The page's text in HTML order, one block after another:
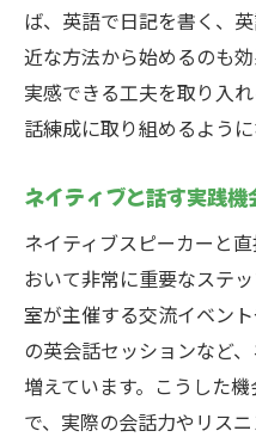
ば、英語で日記を書く、
近な方法から始めるのも
実感できる工夫を取り入
話練成に取り組めるように
ネイティブと話す実践機
ネイティブスピーカーと
おいて非常に重要なステ
室が主催する交流イベン
の英会話セッションなど
増えています。こうした
で、実際の会話力やリス